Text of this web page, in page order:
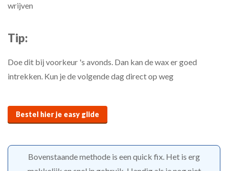
wrijven
Tip:
Doe dit bij voorkeur 's avonds. Dan kan de wax er goed
intrekken. Kun je de volgende dag direct op weg
Bestel hier je easy glide
Bovenstaande methode is een quick fix. Het is erg